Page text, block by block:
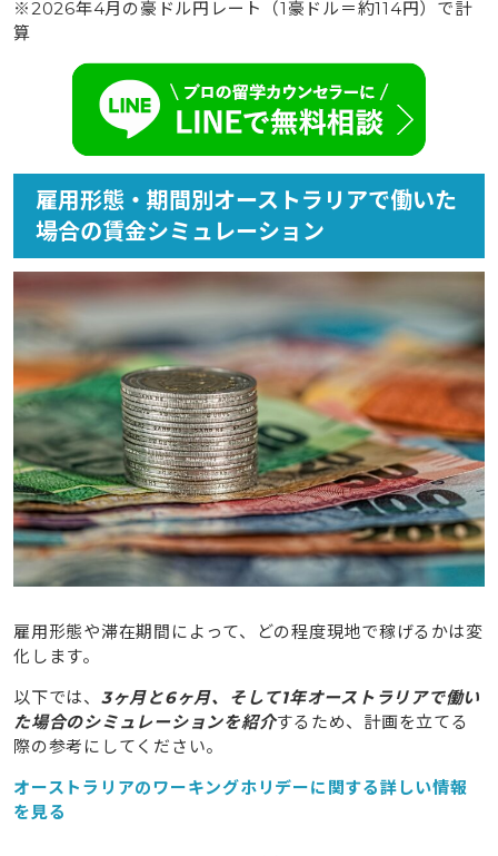
※2026年4月の豪ドル円レート（1豪ドル＝約114円）で計
算
雇用形態・期間別オーストラリアで働いた
場合の賃金シミュレーション
雇用形態や滞在期間によって、どの程度現地で稼げるかは変
化します。
以下では、 3ヶ月と6ヶ月、そして1年オーストラリアで働い
た場合のシミュレーションを紹介するため、計画を立てる
際の参考にしてください。
オーストラリアのワーキングホリデーに関する詳しい情報
を見る